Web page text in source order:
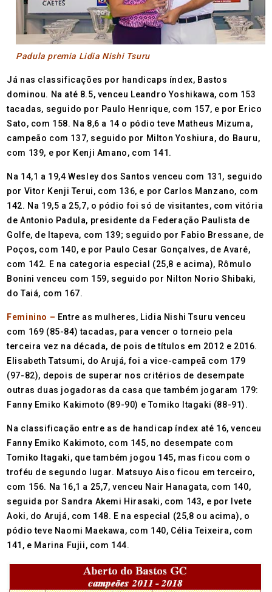
Padula premia Lidia Nishi Tsuru
Já nas classificações por handicaps índex, Bastos
dominou. Na até 8.5, venceu Leandro Yoshikawa, com 153
tacadas, seguido por Paulo Henrique, com 157, e por Erico
Sato, com 158. Na 8,6 a 14 o pódio teve Matheus Mizuma,
campeão com 137, seguido por Milton Yoshiura, do Bauru,
com 139, e por Kenji Amano, com 141.
Na 14,1 a 19,4 Wesley dos Santos venceu com 131, seguido
por Vitor Kenji Terui, com 136, e por Carlos Manzano, com
142. Na 19,5 a 25,7, o pódio foi só de visitantes, com vitória
de Antonio Padula, presidente da Federação Paulista de
Golfe, de Itapeva, com 139; seguido por Fabio Bressane, de
Poços, com 140, e por Paulo Cesar Gonçalves, de Avaré,
com 142. E na categoria especial (25,8 e acima), Rômulo
Bonini venceu com 159, seguido por Nilton Norio Shibaki,
do Taiá, com 167.
Feminino – Entre as mulheres, Lidia Nishi Tsuru venceu
com 169 (85-84) tacadas, para vencer o torneio pela
terceira vez na década, de pois de títulos em 2012 e 2016.
Elisabeth Tatsumi, do Arujá, foi a vice-campeã com 179
(97-82), depois de superar nos critérios de desempate
outras duas jogadoras da casa que também jogaram 179:
Fanny Emiko Kakimoto (89-90) e Tomiko Itagaki (88-91).
Na classificação entre as de handicap índex até 16, venceu
Fanny Emiko Kakimoto, com 145, no desempate com
Tomiko Itagaki, que também jogou 145, mas ficou com o
troféu de segundo lugar. Matsuyo Aiso ficou em terceiro,
com 156. Na 16,1 a 25,7, venceu Nair Hanagata, com 140,
seguida por Sandra Akemi Hirasaki, com 143, e por Ivete
Aoki, do Arujá, com 148. E na especial (25,8 ou acima), o
pódio teve Naomi Maekawa, com 140, Célia Teixeira, com
141, e Marina Fujii, com 144.